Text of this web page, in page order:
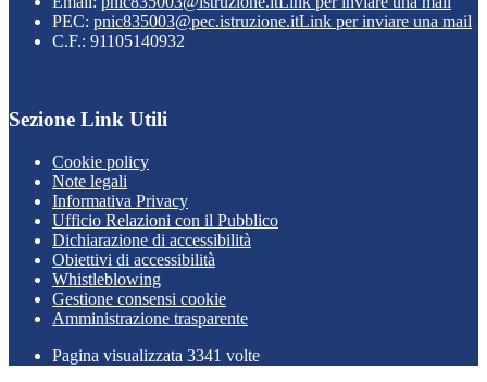
PEC: pnic835003@pec.istruzione.itLink per inviare una mail
C.F.: 91105140932
Sezione Link Utili
Cookie policy
Note legali
Informativa Privacy
Ufficio Relazioni con il Pubblico
Dichiarazione di accessibilità
Obiettivi di accessibilità
Whistleblowing
Gestione consensi cookie
Amministrazione trasparente
Pagina visualizzata 3341 volte